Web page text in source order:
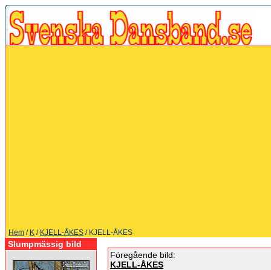
Hem / K / KJELL-ÅKES / KJELL-ÅKES
Slumpmässig bild
Föregående bild:
KJELL-ÅKES